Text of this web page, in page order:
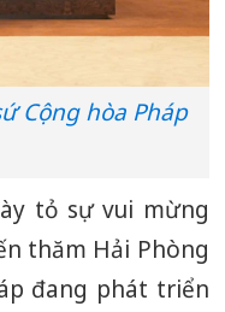
Cộng hòa Pháp
tỏ sự vui mừng
thăm Hải Phòng
đang phát triển